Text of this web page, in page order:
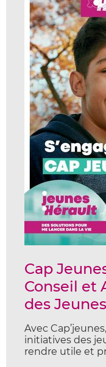
Cap
Conseil et
des
Avec
initiatives des
rendre utile et